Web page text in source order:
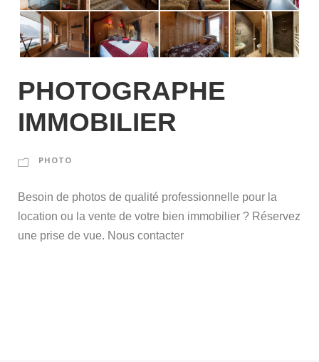
PHOTOGRAPHE
IMMOBILIER
PHOTO
Besoin de photos de qualité professionnelle pour la
location ou la vente de votre bien immobilier ? Réservez
une prise de vue. Nous contacter